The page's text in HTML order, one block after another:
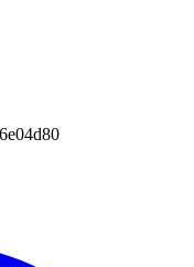
6e04d80